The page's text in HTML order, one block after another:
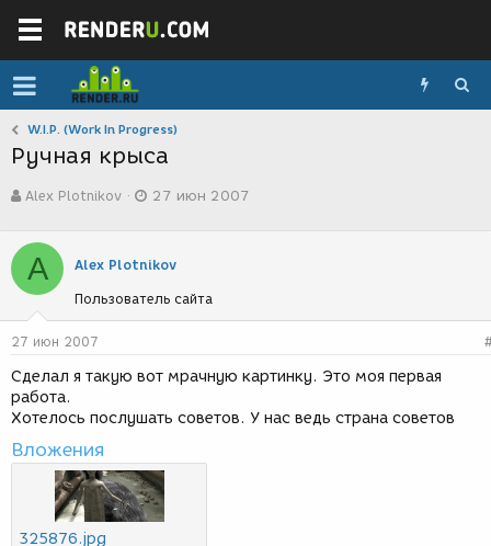
W.I.P. (Work In Progress)
Ручная крыса
в
о
р
т
е
м
ы
Alex Plotnikov
а
с
з
д
и
27 июн 2007
A Alex Plotnikov
Пользователь сайта
27 июн 2007
Сделал я такую вот мрачную картинку. Это моя первая
работа.
Хотелось послушать советов. У нас ведь страна советов
Вложения
325876.jpg